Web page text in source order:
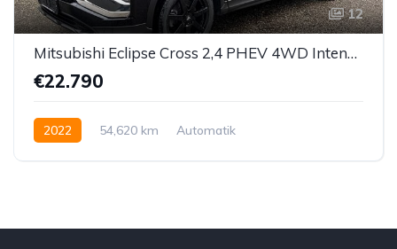
12
Mitsubishi Eclipse Cross 2,4 PHEV 4WD Intense CVT Aut.
€22.790
2022 54,620 km
Automatik